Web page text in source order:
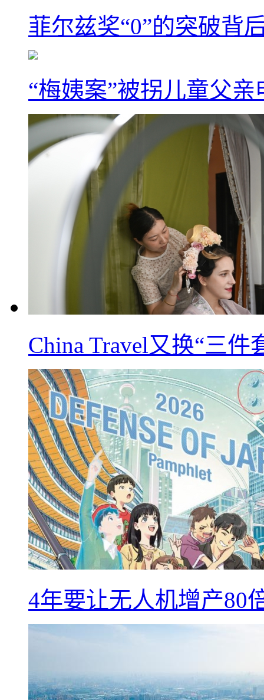
菲尔兹奖“0”的突破背
“梅姨案”被拐儿童父
China Travel又换“三
4年要让无人机增产80